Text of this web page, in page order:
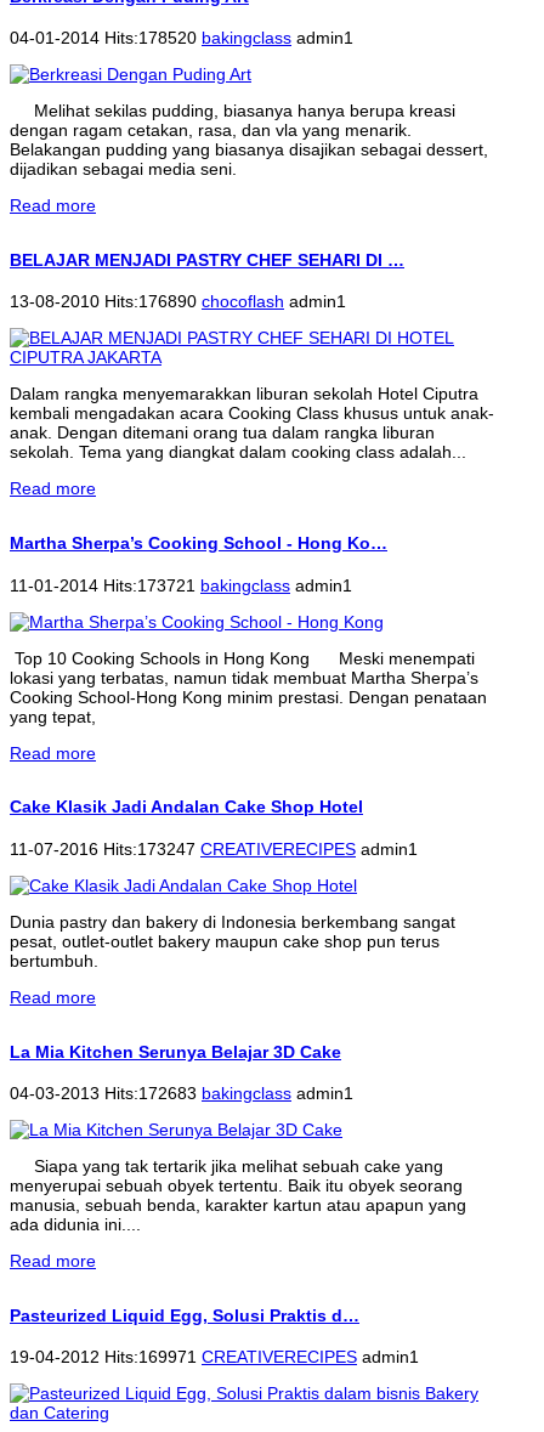
04-01-2014 Hits:178520 bakingclass admin1
Melihat sekilas pudding, biasanya hanya berupa kreasi
dengan ragam cetakan, rasa, dan vla yang menarik.
Belakangan pudding yang biasanya disajikan sebagai dessert,
dijadikan sebagai media seni.
Read more
BELAJAR MENJADI PASTRY CHEF SEHARI DI …
13-08-2010 Hits:176890 chocoflash admin1
Dalam rangka menyemarakkan liburan sekolah Hotel Ciputra
kembali mengadakan acara Cooking Class khusus untuk anak-
anak. Dengan ditemani orang tua dalam rangka liburan
sekolah. Tema yang diangkat dalam cooking class adalah...
Read more
Martha Sherpa’s Cooking School - Hong Ko…
11-01-2014 Hits:173721 bakingclass admin1
Top 10 Cooking Schools in Hong Kong Meski menempati
lokasi yang terbatas, namun tidak membuat Martha Sherpa’s
Cooking School-Hong Kong minim prestasi. Dengan penataan
yang tepat,
Read more
Cake Klasik Jadi Andalan Cake Shop Hotel
11-07-2016 Hits:173247 CREATIVERECIPES admin1
Dunia pastry dan bakery di Indonesia berkembang sangat
pesat, outlet-outlet bakery maupun cake shop pun terus
bertumbuh.
Read more
La Mia Kitchen Serunya Belajar 3D Cake
04-03-2013 Hits:172683 bakingclass admin1
Siapa yang tak tertarik jika melihat sebuah cake yang
menyerupai sebuah obyek tertentu. Baik itu obyek seorang
manusia, sebuah benda, karakter kartun atau apapun yang
ada didunia ini....
Read more
Pasteurized Liquid Egg, Solusi Praktis d…
19-04-2012 Hits:169971 CREATIVERECIPES admin1